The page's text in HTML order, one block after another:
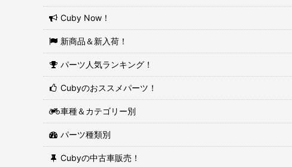
Cuby Now！
新商品＆新入荷！
パーツ人気ランキング！
Cubyのおススメパーツ！
車種＆カテゴリー別
パーツ種類別
Cubyの中古車販売！